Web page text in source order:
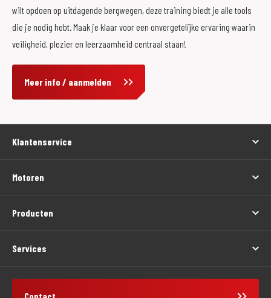
wilt opdoen op uitdagende bergwegen, deze training biedt je alle tools
die je nodig hebt. Maak je klaar voor een onvergetelijke ervaring waarin
veiligheid, plezier en leerzaamheid centraal staan!
Meer info / aanmelden
Klantenservice
Motoren
Producten
Services